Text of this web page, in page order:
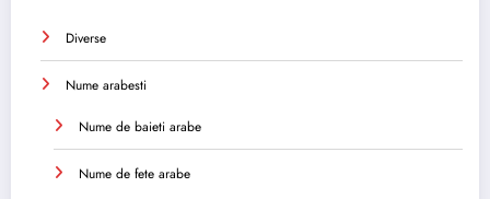
Diverse
Nume arabesti
Nume de baieti arabe
Nume de fete arabe